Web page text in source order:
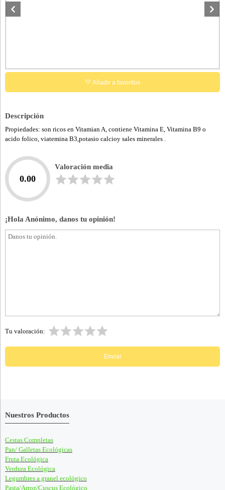
Añadir a favoritos
Descripción
Propiedades: son ricos en Vitamian A, contiene Vitamina E, Vitamina B9 o
acido folico, viatemina B3,potasio calcioy sales minerales .
0.00
Valoración media
¡Hola Anónimo, danos tu opinión!
Tu valoración:
Nuestros Productos
Cestas Completas
Pan/ Galletas Ecológicas
Fruta Ecológica
Verdura Ecológica
Legumbres a granel ecológico
Pasta/Arroz/Cuscus Ecológico